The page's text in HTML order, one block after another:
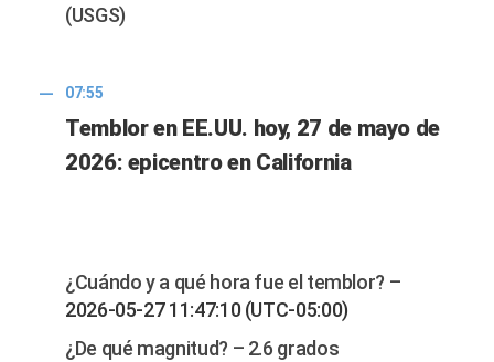
(USGS)
07:55
Temblor en EE.UU. hoy, 27 de mayo de
2026: epicentro en California
¿Cuándo y a qué hora fue el temblor? –
2026-05-27 11:47:10 (UTC-05:00)
¿De qué magnitud? – 2.6 grados